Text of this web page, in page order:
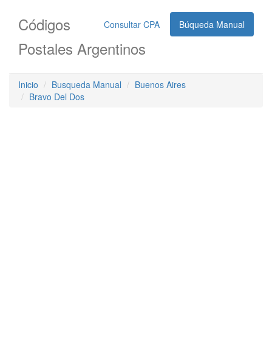
Consultar CPA Búqueda Manual
Códigos
Postales Argentinos
Inicio Busqueda Manual
Buenos Aires
Bravo Del Dos